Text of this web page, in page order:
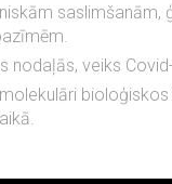
nodaļās, veiks